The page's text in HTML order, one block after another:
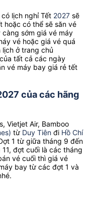
lịch nghỉ Tết 2027 sẽ
hoặc có thể sẽ săn vé
sớm giá vé máy
vé hoặc giá vé quá
ở trang chủ
tất cả các ngày
vé máy bay giá rẻ tết
của các hãng
Vietjet Air, Bamboo
từ Duy Tiên đi Hồ Chí
1 từ giữa tháng 9 đến
đợt cuối là các tháng
vé cuối thì giá vé
bay từ các đợt 1 và